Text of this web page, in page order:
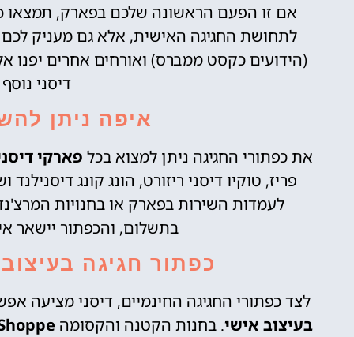
אם זו הפעם הראשונה שלכם בפארק, תמצאו
לתחושת החגיגה האישית, אלא גם מעניק
(הידועים כקסט ממברס) ואורחים אחרים יפנו
דיסני
איפה ניתן
את כפתורי החגיגה ניתן למצוא בכל פארקי
פריז, טוקיו דיסני ריזורט, הונג קונג
לעמדות השירות בפארק או בחנויות
בתשלום, והכפתור יישאר
כפתור חגיגה
לצד כפתורי החגיגה החינמיים, דיסני
בעיצוב אישי. בחנות הקטנה והקסומה